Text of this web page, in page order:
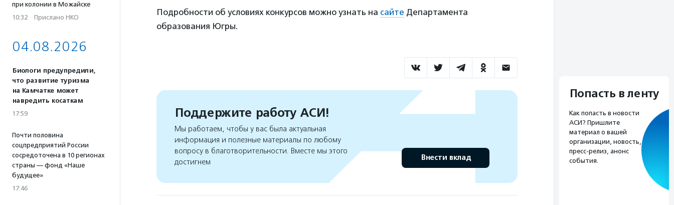
при колонии в Можайске
10:32 · Прислано НКО
04.08.2026
Биологи предупредили,
что развитие туризма
на Камчатке может
навредить косаткам
17:59
Почти половина
соцпредприятий России
сосредоточена в 10 регионах
страны — фонд «Наше
будущее»
17:46
Подробности об условиях конкурсов можно узнать на сайте Департамента
образования Югры.
Поддержите работу АСИ!
Мы работаем, чтобы у вас была актуальная
информация и полезные материалы по любому
вопросу в благотворительности. Вместе мы этого
достигнем
Внести вклад
Попасть в ленту
Как попасть в новости
АСИ? Пришлите
материал о вашей
организации, новость,
пресс-релиз, анонс
события.